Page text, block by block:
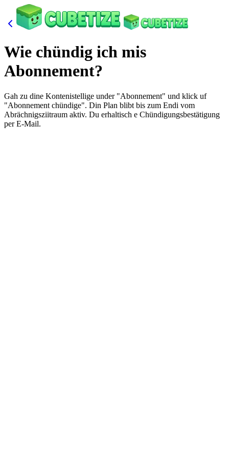
Wie chündig ich mis
Abonnement?
Gah zu dine Kontenistellige under "Abonnement" und klick uf
"Abonnement chündige". Din Plan blibt bis zum Endi vom
Abrächnigsziitraum aktiv. Du erhaltisch e Chündigungsbestätigung
per E-Mail.